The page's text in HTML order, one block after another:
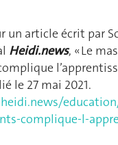
un article écrit par
Heidi.news, « Le
le 27 mai 2021.
complique-l-